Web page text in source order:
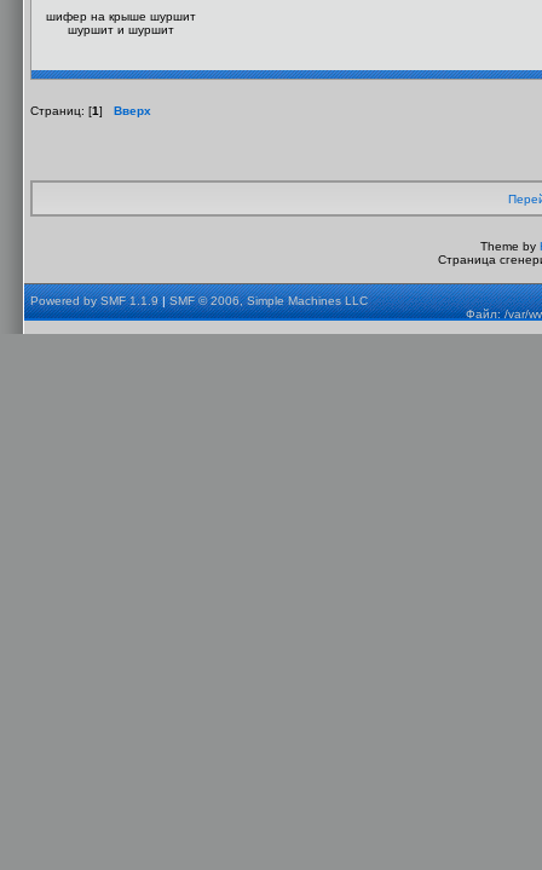
шифер на крыше шуршит
шуршит и шуршит
Страниц: [1] Вверх
Theme by
Страница
Powered by SMF 1.1.9|SMF © 2006, Simple Machines LLC
Файл: /var/